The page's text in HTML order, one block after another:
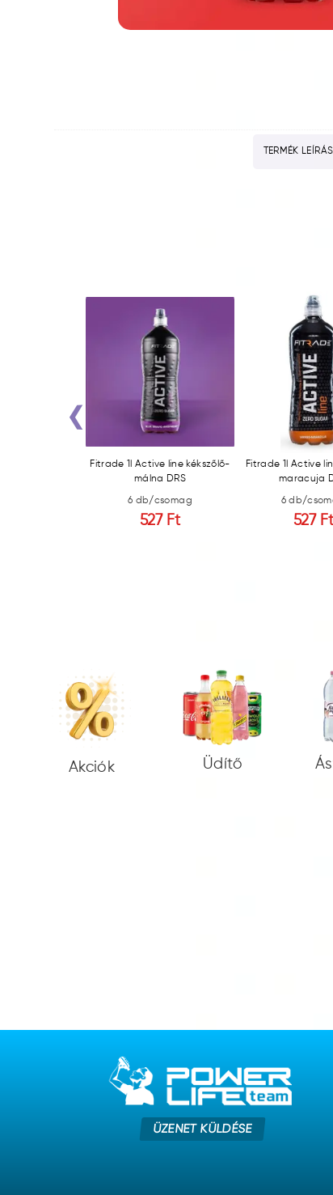
TERMÉK
Fitrade 1l Active line kékszőlő-
málna DRS
6 db/csomag
527 Ft
Fitrade 1l Active
maracuja
6 db/
527 Ft
‹
Akciók Üdítő
ÜZENET KÜLDÉSE